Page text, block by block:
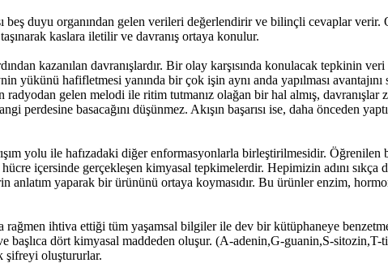
beş duyu organından gelen verileri değerlendirir ve bilinçli cevaplar
kaslara iletilir ve davranış ortaya konulur.
kazanılan davranışlardır. Bir olay karşısında konulacak tepkinin
yükünü hafifletmesi yanında bir çok işin aynı anda yapılması
radyodan gelen melodi ile ritim tutmanız olağan bir hal almış,
perdesine basacağını düşünmez. Akışın başarısı ise, daha önceden
yolu ile hafızadaki diğer enformasyonlarla birleştirilmesidir. Öğrenilen
içersinde gerçekleşen kimyasal tepkimelerdir. Hepimizin adını
anlatım yaparak bir ürününü ortaya koymasıdır. Bu ürünler enzim,
rağmen ihtiva ettiği tüm yaşamsal bilgiler ile dev bir kütüphaneye
dört kimyasal maddeden oluşur. (A-adenin,G-guanin,S-
şifreyi oluştururlar.